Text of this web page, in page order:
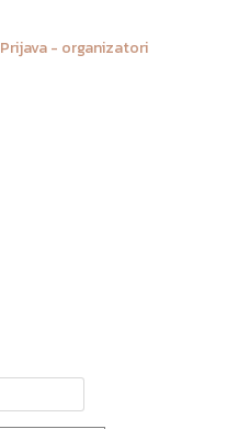
Prijava - organizatori